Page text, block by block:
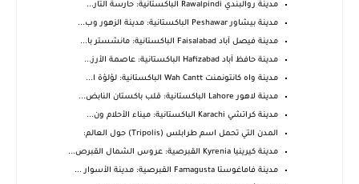
مدينة روالبندي Rawalpindi الباكستانية: حارسة التار...
مدينة بيشاور Peshawar الباكستانية: مدينة الزهور وب...
مدينة فيصل آباد Faisalabad الباكستانية: مانشستر با...
مدينة حافظ آباد Hafizabad الباكستانية: عاصمة الأرز...
مدينة واه كانتونمنت Wah Cantt الباكستانية: لؤلؤة ا...
مدينة لاهور Lahore الباكستانية: قلب باكستان النابض...
مدينة كراتشي Karachi الباكستانية: ميناء الأحلام ون...
المدن التي تحمل اسم طرابلس (Tripolis) حول العالم:
مدينة كيرينيا Kyrenia القبرصية: عروس الشمال القبرص...
مدينة فاماغوستا Famagusta القبرصية: مدينة الأسوار ...